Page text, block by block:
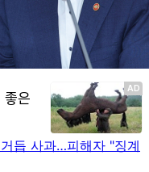
듭 사과…피해자 "징계